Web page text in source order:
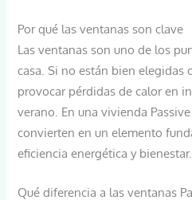
Por qué las ventanas son clave
Las ventanas son uno de los
casa. Si no están bien elegidas
provocar pérdidas de calor en
verano. En una vivienda
convierten en un elemento
eficiencia energética y bienestar.
Qué diferencia a las ventanas